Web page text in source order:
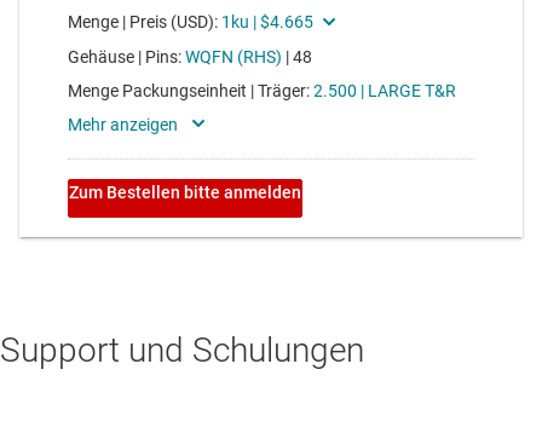
Support und Schulungen